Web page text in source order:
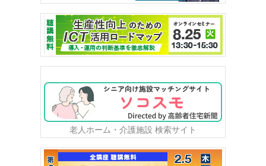
老人ホーム・介護施設 検索サイト